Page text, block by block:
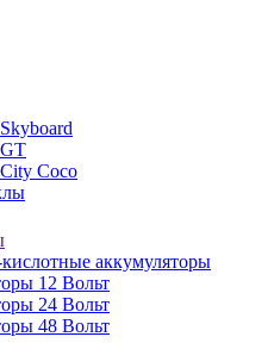
Coco
аккумуляторы
12 Вольт
24 Вольт
48 Вольт